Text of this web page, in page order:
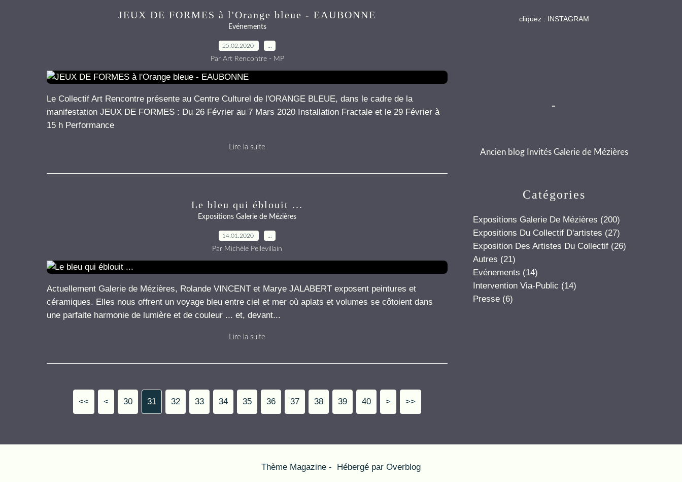
JEUX DE FORMES à l'Orange bleue - EAUBONNE
Evénements
25.02.2020
Par Art Rencontre - MP
Le Collectif Art Rencontre présente au Centre Culturel de l'ORANGE BLEUE, dans le cadre de la
manifestation JEUX DE FORMES : Du 26 Février au 7 Mars 2020 Installation Fractale et le 29 Février à
15 h Performance
Lire la suite
Le bleu qui éblouit ...
Expositions Galerie de Mézières
14.01.2020
Par Michèle Pellevillain
Actuellement Galerie de Mézières, Rolande VINCENT et Marye JALABERT exposent peintures et
céramiques. Elles nous offrent un voyage bleu entre ciel et mer où aplats et volumes se côtoient dans
une parfaite harmonie de lumière et de couleur ... et, devant...
Lire la suite
<< < 10
20
30 31 32 33 34 35 36 37 38 39 40 50
> >>
Catégories
Expositions Galerie De Mézières (200)
Expositions Du Collectif D'artistes (27)
Exposition Des Artistes Du Collectif (26)
Autres (21)
Evénements (14)
Intervention Via-Public (14)
Presse (6)
cliquez : INSTAGRAM
-
Ancien blog Invités Galerie de Mézières
Thème Magazine - Hébergé par Overblog